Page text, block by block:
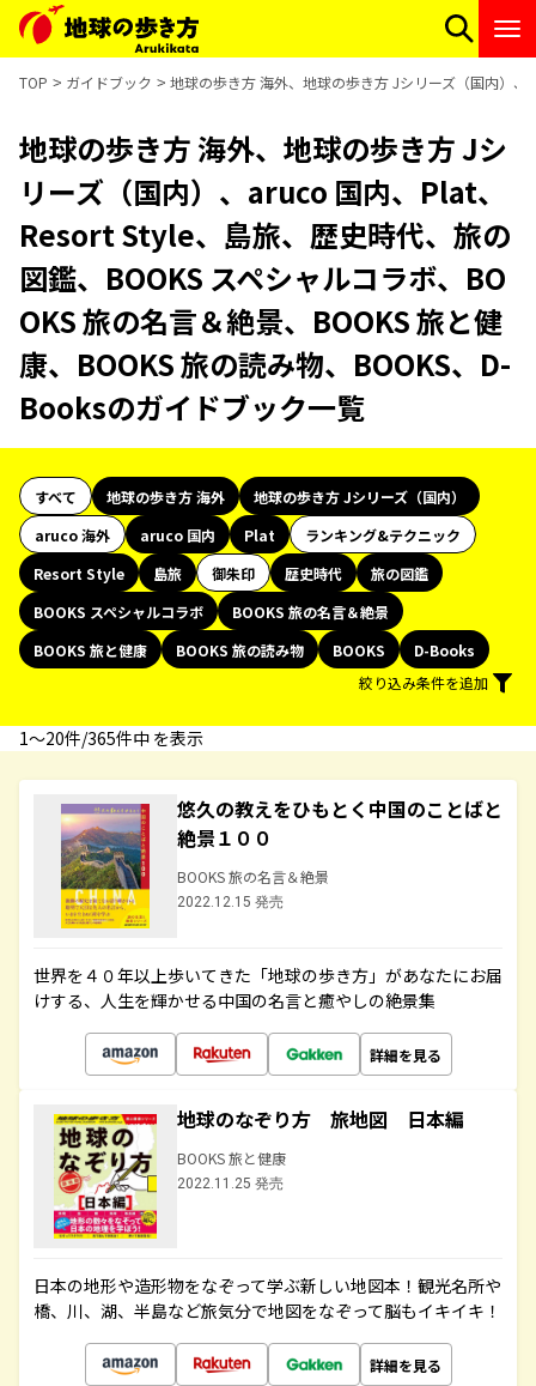
TOP ガイドブック 地球の歩き方 海外、地球の歩き方 Jシリーズ（国内）
地球の歩き方 海外、地球の歩き方 Jシ
リーズ（国内）、aruco 国内、Plat、
Resort Style、島旅、歴史時代、旅の
図鑑、BOOKS スペシャルコラボ、BO
OKS 旅の名言＆絶景、BOOKS 旅と健
康、BOOKS 旅の読み物、BOOKS、D-
Booksのガイドブック一覧
すべて 地球の歩き方 海外
地球の歩き方 Jシリーズ（国内）
aruco 海外
aruco 国内 Plat
ランキング&テクニック
Resort Style
島旅 御朱印 歴史時代
旅の図鑑
BOOKS スペシャルコラボ
BOOKS 旅の名言＆絶景
BOOKS 旅と健康
BOOKS 旅の読み物 BOOKS
D-Books
絞り込み条件を追加
1〜20件/365件中 を表示
悠久の教えをひもとく中国のことばと
絶景１００
BOOKS 旅の名言＆絶景
2022.12.15 発売
世界を４０年以上歩いてきた「地球の歩き方」があなたにお届
けする、人生を輝かせる中国の名言と癒やしの絶景集
詳細を見る
地球のなぞり方 旅地図 日本編
BOOKS 旅と健康
2022.11.25 発売
日本の地形や造形物をなぞって学ぶ新しい地図本！観光名所や
橋、川、湖、半島など旅気分で地図をなぞって脳もイキイキ！
詳細を見る